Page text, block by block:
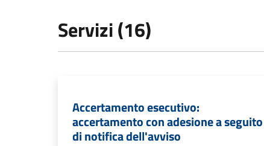
Servizi (16)
Accertamento esecutivo:
accertamento con adesione a seguito
di notifica dell'avviso